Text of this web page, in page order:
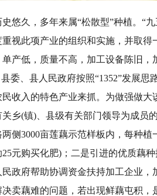
久，多年来属“松散型”种植。“九
视此项产业的组织和实施，并取
产低，质量不高，加工设备陈旧
委、县人民政府按照“1352”发展
收入的特色产业来抓。为做强做
乡(镇)、县级有关部门领导为成员
侧3000亩莲藕示范样板内，每种
元购买化肥)；二是引进的优质藕
政府帮助协调资金扶持加工企业
卖藕难的问题，若出现鲜藕屯积